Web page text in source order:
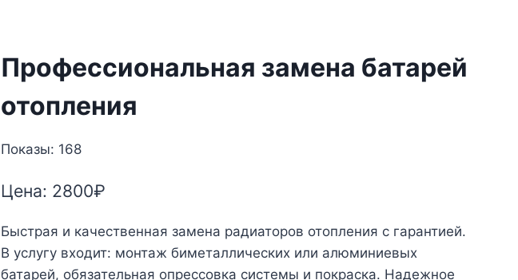
Профессиональная замена батарей
отопления
Показы: 168
Цена: 2800₽
Быстрая и качественная замена радиаторов отопления с гарантией.
В услугу входит: монтаж биметаллических или алюминиевых
батарей, обязательная опрессовка системы и покраска. Надежное